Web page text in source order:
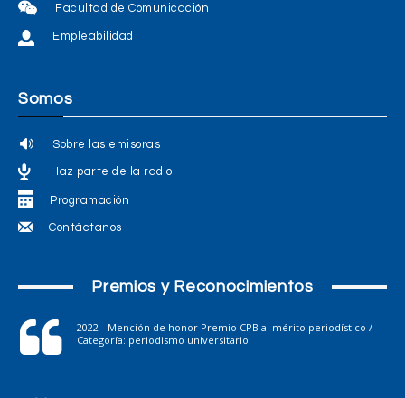
Facultad de Comunicación
Empleabilidad
Somos
Sobre las emisoras
Haz parte de la radio
Programación
Contáctanos
Premios y Reconocimientos
2022 - Mención de honor Premio CPB al mérito periodístico /
Categoría: periodismo universitario